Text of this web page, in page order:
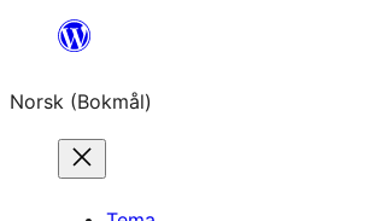
Hopp
innhold
Norsk (Bokmål)